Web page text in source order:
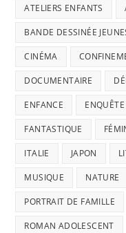
ATELIERS ENFANTS
BANDE DESSINÉE
CINÉMA
DOCUMENTAIRE
ENFANCE ENQUÊTE
FANTASTIQUE
ITALIE JAPON
MUSIQUE NATURE
PORTRAIT DE FAMILLE
ROMAN ADOLESCENT